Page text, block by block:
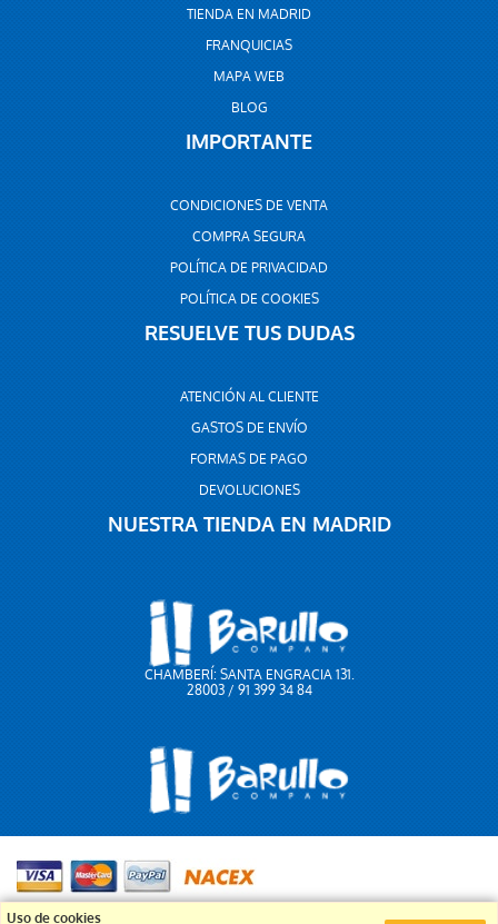
TIENDA EN MADRID
FRANQUICIAS
MAPA WEB
BLOG
IMPORTANTE
CONDICIONES DE VENTA
COMPRA SEGURA
POLÍTICA DE PRIVACIDAD
POLÍTICA DE COOKIES
RESUELVE TUS DUDAS
ATENCIÓN AL CLIENTE
GASTOS DE ENVÍO
FORMAS DE PAGO
DEVOLUCIONES
NUESTRA TIENDA EN MADRID
CHAMBERÍ: SANTA ENGRACIA 131.
28003 / 91 399 34 84
Uso de cookies